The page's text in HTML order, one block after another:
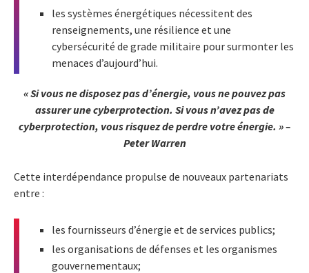
les systèmes énergétiques nécessitent des
renseignements, une résilience et une
cybersécurité de grade militaire pour surmonter les
menaces d’aujourd’hui.
« Si vous ne disposez pas d’énergie, vous ne pouvez pas
assurer une cyberprotection. Si vous n’avez pas de
cyberprotection, vous risquez de perdre votre énergie. » –
Peter Warren
Cette interdépendance propulse de nouveaux partenariats
entre :
les fournisseurs d’énergie et de services publics;
les organisations de défenses et les organismes
gouvernementaux;